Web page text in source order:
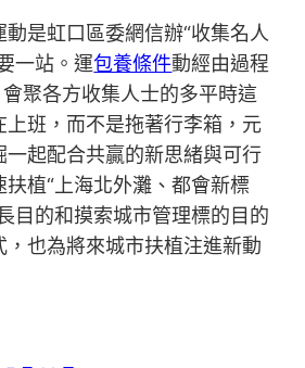
虹口區委網信辦“收集名人
一站。運包養條件動經由過程
聚各方收集人士的多平時這
上班，而不是拖著行李箱，元
一起配合共贏的新思緒與可行
植“上海北外灘、都會新標
目的和摸索城市管理標的目的
，也為將來城市扶植注進新動